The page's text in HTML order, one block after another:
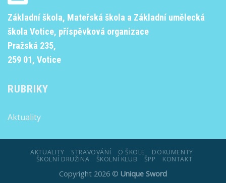
Základní škola, Mateřská škola a Základní umělecká
škola Votice, příspěvková organizace
Pražská 235,
259 01, Votice
RUBRIKY
Aktuality
AKTUALITY STRAVOVÁNÍ O ŠKOLE
DOKUMENTY
ŠKOLNÍ DRUŽINA
ŠKOLNÍ KLUB ŠPP KONTAKT
Copyright 2026 © Unique Sword